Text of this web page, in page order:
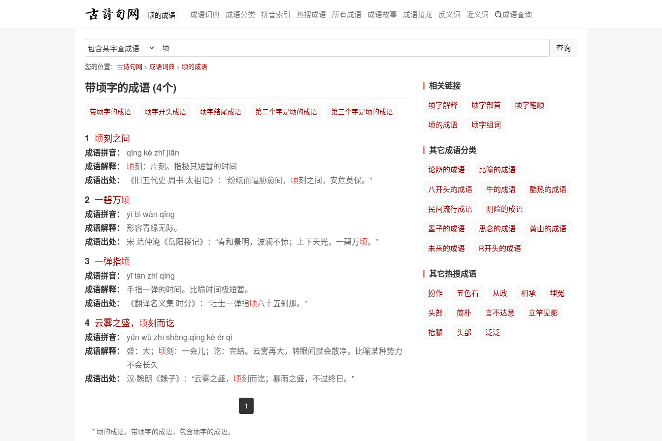
顷的成语 成语词典 成语分类 拼音索引 热搜成语 所有成语 成语故事 成语接龙 反义词 近义词 成语查询
查询
您的位置： 古诗句网 成语词典 顷的成语
带顷字的成语 (4个)
带顷字的成语 顷字开头成语 顷字结尾成语 第二个字是顷的成语 第三个字是顷的成语
1 顷刻之间
成语拼音：
qǐng kè zhī jiān
成语解释：
顷刻：片刻。指极其短暂的时间
成语出处：
《旧五代史·周书·太祖记》：“纷纭而逼胁愈间， 顷刻之间，安危莫保。”
2 一碧万顷
成语拼音：
yī bì wàn qǐng
成语解释：
形容青绿无际。
成语出处：
宋 范仲淹《岳阳楼记》：“春和景明，波澜不惊；上下天光，一碧万顷。”
3 一弹指顷
成语拼音：
yī tán zhǐ qǐng
成语解释：
手指一弹的时间。比喻时间极短暂。
成语出处：
《翻译名义集 时分》：“壮士一弹指顷六十五刹那。”
4 云雾之盛， 顷刻而讫
成语拼音：
yún wù zhī shèng,qǐng kè ér qì
成语解释：
盛：大； 顷刻：一会儿；讫：完结。云雾再大，转眼间就会散净。比喻某种势力
不会长久
成语出处：
汉·魏朗《魏子》：“云雾之盛， 顷刻而讫；暴雨之盛，不过终日。”
1
* 顷的成语，带顷字的成语，包含顷字的成语。
相关链接
顷字解释 顷字部首
顷字笔顺
顷的成语
顷字组词
其它成语分类
论辩的成语
比喻的成语
八开头的成语
牛的成语
酷热的成语
民间流行成语
阴险的成语
墨子的成语
思念的成语
黄山的成语
未来的成语
R开头的成语
其它热搜成语
扮作 五色石 从政 相承
埋冤
头部
简朴 言不达意
立竿见影
抬腿
头部 泛泛